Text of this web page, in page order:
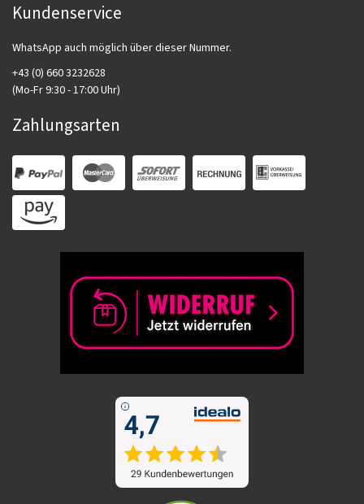
Kundenservice
WhatsApp auch möglich über dieser Nummer.
+43 (0) 660 3232628
(Mo-Fr 9:30 - 17:00 Uhr)
Zahlungsarten